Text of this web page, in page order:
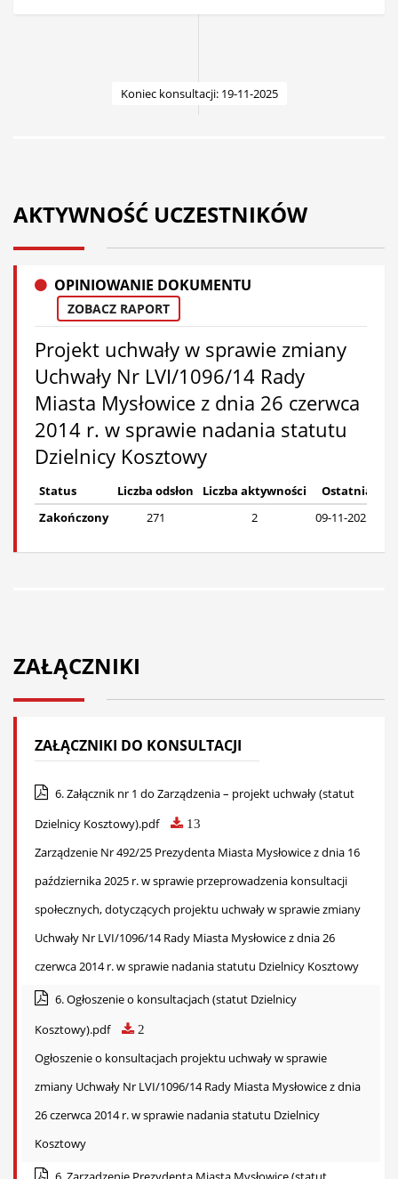
Koniec konsultacji: 19-11-2025
AKTYWNOŚĆ UCZESTNIKÓW
OPINIOWANIE DOKUMENTU
ZOBACZ RAPORT
Projekt uchwały w sprawie zmiany
Uchwały Nr LVI/1096/14 Rady
Miasta Mysłowice z dnia 26 czerwca
2014 r. w sprawie nadania statutu
Dzielnicy Kosztowy
Status Liczba odsłon Liczba aktywności
Ostatnia
Zakończony
271 2 09-11-2025,
ZAŁĄCZNIKI
ZAŁĄCZNIKI DO KONSULTACJI
6. Załącznik nr 1 do Zarządzenia – projekt uchwały (statut
Dzielnicy Kosztowy).pdf
13
Zarządzenie Nr 492/25 Prezydenta Miasta Mysłowice z dnia 16
października 2025 r. w sprawie przeprowadzenia konsultacji
społecznych, dotyczących projektu uchwały w sprawie zmiany
Uchwały Nr LVI/1096/14 Rady Miasta Mysłowice z dnia 26
czerwca 2014 r. w sprawie nadania statutu Dzielnicy Kosztowy
6. Ogłoszenie o konsultacjach (statut Dzielnicy
Kosztowy).pdf
2
Ogłoszenie o konsultacjach projektu uchwały w sprawie
zmiany Uchwały Nr LVI/1096/14 Rady Miasta Mysłowice z dnia
26 czerwca 2014 r. w sprawie nadania statutu Dzielnicy
Kosztowy